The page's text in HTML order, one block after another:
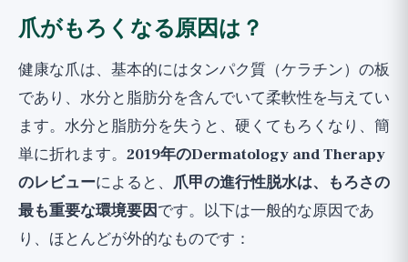
爪がもろくなる原因は？
健康な爪は、基本的にはタンパク質（ケラチン）の板
であり、水分と脂肪分を含んでいて柔軟性を与えてい
ます。水分と脂肪分を失うと、硬くてもろくなり、簡
単に折れます。 2019年のDermatology and Therapy
のレビューによると、 爪甲の進行性脱水は、もろさの
最も重要な環境要因です。以下は一般的な原因であ
り、ほとんどが外的なものです：